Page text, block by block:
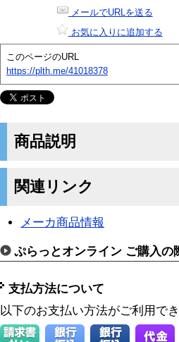
メールでURLを送る
お気に入りに追加する
このページのURL
https://plth.me/41018378
商品説明
関連リンク
メーカ商品情報
ぷらっとオンライン ご購入の
支払方法について
以下のお支払い方法がご利用で